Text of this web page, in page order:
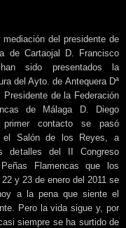
mediación del presidente de
de Cartaojal D. Francisco
sido presentados la
del Ayto. de Antequera Dª
de la Federación
de Málaga D. Diego
contacto se pasó
el Salón de los Reyes, a
detalles del II Congreso
Flamencas que los
y 23 de enero del 2011 se
a la pena que siente el
Pero la vida sigue y, por
siempre se ha surtido de